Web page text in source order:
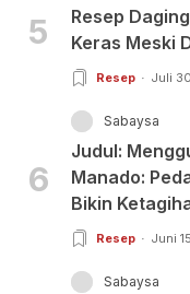
5
Resep
Keras Meski
Resep Juli
6
Sabaysa
Judul:
Manado:
Bikin
Resep Juni
Sabaysa